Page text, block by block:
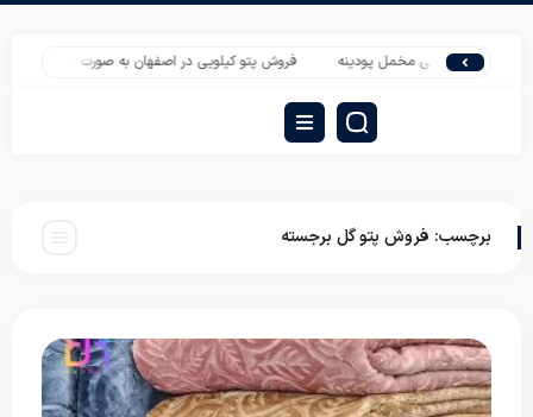
روبالشی مخمل پودینه فروش پتو کیلویی در اصفهان به صورت عمده
برچسب: فروش پتو گل برجسته